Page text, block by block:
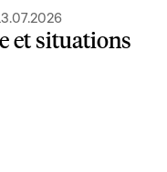
et situations